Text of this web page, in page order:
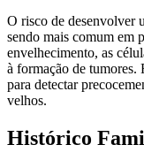
O risco de desenvolver
sendo mais comum em
envelhecimento, as
à formação de tumores.
para detectar
velhos.
Histórico